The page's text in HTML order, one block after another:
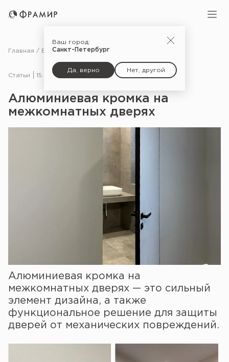
Ваш город:
Санкт-Петербург
Да, верно Нет, другой
Главная Блог Статьи
Статьи 15.05.23
Алюминиевая кромка на
межкомнатных дверях
Алюминиевая кромка на
межкомнатных дверях — это сильный
элемент дизайна, а также
функциональное решение для защиты
дверей от механических повреждений.